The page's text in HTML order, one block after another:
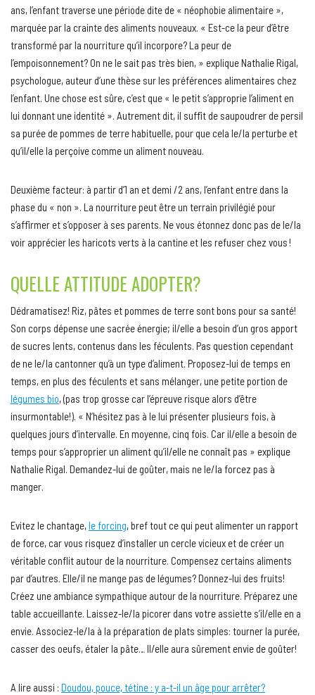
ans, l’enfant traverse une période dite de « néophobie alimentaire »,
marquée par la crainte des aliments nouveaux. « Est-ce la peur d’être
transformé par la nourriture qu’il incorpore? La peur de
l’empoisonnement? On ne le sait pas très bien, » explique Nathalie Rigal,
psychologue, auteur d’une thèse sur les préférences alimentaires chez
l’enfant. Une chose est sûre, c’est que « le petit s’approprie l’aliment en
lui donnant une identité ». Autrement dit, il suffit de saupoudrer de persil
sa purée de pommes de terre habituelle, pour que cela le/la perturbe et
qu’il/elle la perçoive comme un aliment nouveau.
Deuxième facteur: à partir d’1 an et demi /2 ans, l’enfant entre dans la
phase du « non ». La nourriture peut être un terrain privilégié pour
s’affirmer et s’opposer à ses parents. Ne vous étonnez donc pas de le/la
voir apprécier les haricots verts à la cantine et les refuser chez vous !
QUELLE ATTITUDE ADOPTER?
Dédramatisez! Riz, pâtes et pommes de terre sont bons pour sa santé!
Son corps dépense une sacrée énergie; il/elle a besoin d’un gros apport
de sucres lents, contenus dans les féculents. Pas question cependant
de ne le/la cantonner qu’à un type d’aliment. Proposez-lui de temps en
temps, en plus des féculents et sans mélanger, une petite portion de
légumes bio, (pas trop grosse car l’épreuve risque alors d’être
insurmontable!). « N’hésitez pas à le lui présenter plusieurs fois, à
quelques jours d’intervalle. En moyenne, cinq fois. Car il/elle a besoin de
temps pour s’approprier un aliment qu’il/elle ne connaît pas » explique
Nathalie Rigal. Demandez-lui de goûter, mais ne le/la forcez pas à
manger.
Evitez le chantage,le forcing, bref tout ce qui peut alimenter un rapport
de force, car vous risquez d’installer un cercle vicieux et de créer un
véritable conflit autour de la nourriture. Compensez certains aliments
par d’autres. Elle/il ne mange pas de légumes? Donnez-lui des fruits!
Créez une ambiance sympathique autour de la nourriture. Préparez une
table accueillante. Laissez-le/la picorer dans votre assiette s’il/elle en a
envie. Associez-le/la à la préparation de plats simples: tourner la purée,
casser des oeufs, étaler la pâte… Il/elle aura sûrement envie de goûter!
A lire aussi : Doudou, pouce, tétine : y a-t-il un âge pour arrêter?